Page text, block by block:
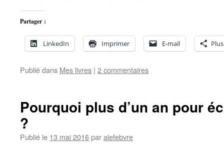
Partager :
LinkedIn Imprimer E-mail Plus
Publié dans Mes livres | 2 commentaires
Pourquoi plus d’un an pour
?
Publié le 13 mai 2016paralefebvre